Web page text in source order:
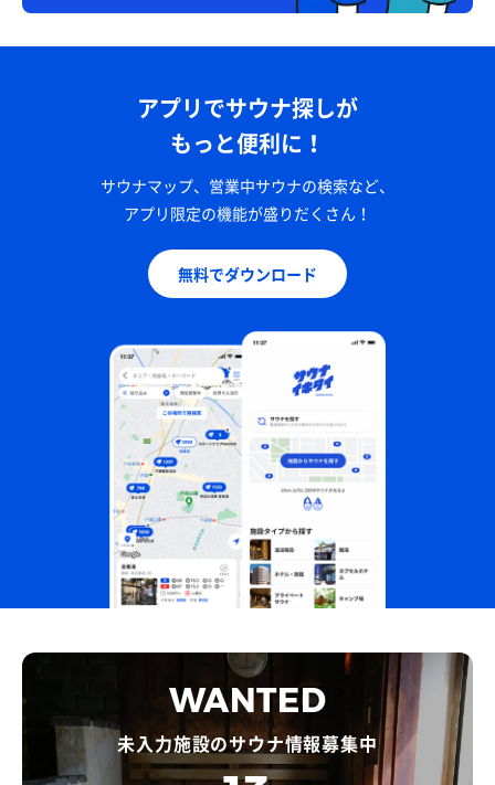
アプリでサウナ探しが
もっと便利に！
サウナマップ、営業中サウナの検索など、
アプリ限定の機能が盛りだくさん！
無料でダウンロード
WANTED
未入力施設のサウナ情報募集中